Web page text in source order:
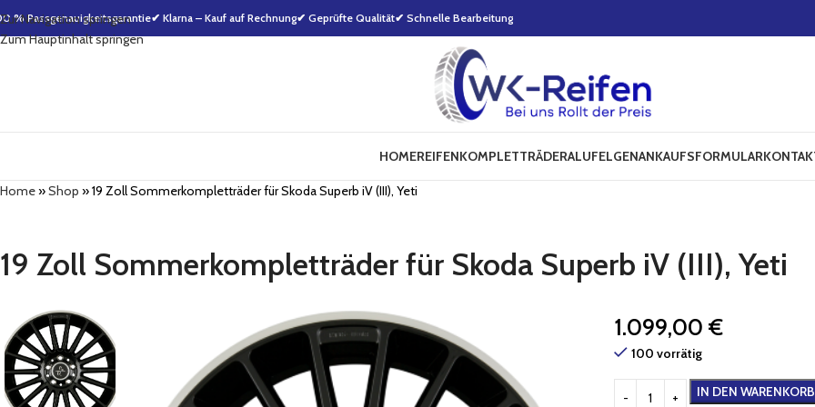
Zur Navigation springen
Zum Hauptinhalt springen
% Passgenauigkeitsgarantie✔ Klarna – Kauf auf Rechnung✔ Geprüfte Qualität✔ Schnelle Bearbeitung
HOMEREIFENKOMPLETTRÄDERALUFELGENANKAUFSFORMULAR
Home»Shop »19 Zoll Sommerkompletträder für Skoda Superb iV (III), Yeti
19 Zoll Sommerkompletträder für Skoda Superb iV (III), Yeti
1.099,00 €
100 vorrätig
IN DEN WARENKORB